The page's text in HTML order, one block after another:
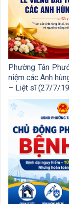
Phường Tân
niệm các Anh
– Liệt sĩ (27/7/